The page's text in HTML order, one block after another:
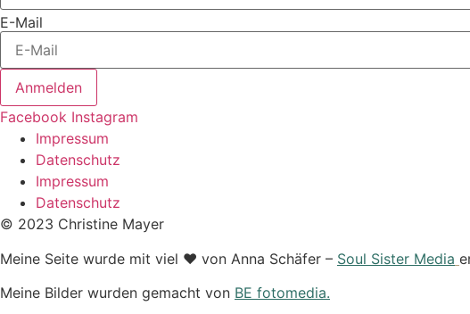
E-Mail
Anmelden
Facebook Instagram
Impressum
Datenschutz
Impressum
Datenschutz
© 2023 Christine Mayer
Meine Seite wurde mit viel ♥ von Anna Schäfer – Soul Sister Media
Meine Bilder wurden gemacht von BE fotomedia.